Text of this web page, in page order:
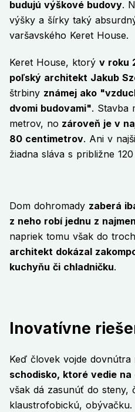
budujú výškové budovy.
výšky a šírky taký
varšavského Keret House.
Keret House, ktorý v roku
poľský architekt Jakub
štrbiny známej ako
dvomi budovami". Stavba
metrov, no zároveň je v
80 centimetrov. Ani v
žiadna sláva s približne
Dom dohromady zaberá
z neho robí jednu z
napriek tomu však do
architekt dokázal
kuchyňu či chladničku.
Inovatívne
Keď človek vojde dovnútra
schodisko, ktoré vedie na
však dá zasunúť do
klaustrofobickú,